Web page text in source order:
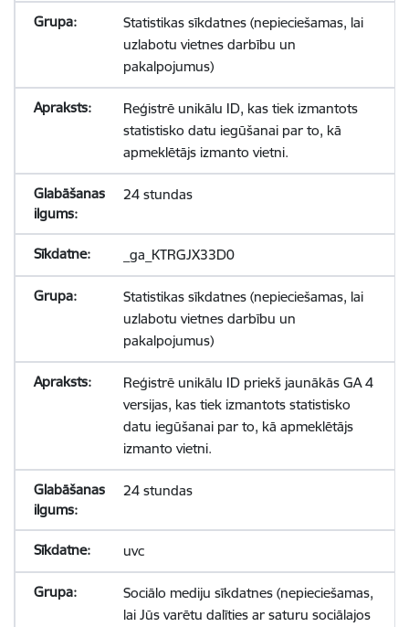
Statistikas sīkdatnes (nepieciešamas, lai
uzlabotu vietnes darbību un
pakalpojumus)
Reģistrē unikālu ID, kas tiek izmantots
statistisko datu iegūšanai par to, kā
apmeklētājs izmanto vietni.
24 stundas
_ga_KTRGJX33D0
Statistikas sīkdatnes (nepieciešamas, lai
uzlabotu vietnes darbību un
pakalpojumus)
Reģistrē unikālu ID priekš jaunākās GA 4
versijas, kas tiek izmantots statistisko
datu iegūšanai par to, kā apmeklētājs
izmanto vietni.
24 stundas
uvc
Sociālo mediju sīkdatnes (nepieciešamas,
lai Jūs varētu dalīties ar saturu sociālajos